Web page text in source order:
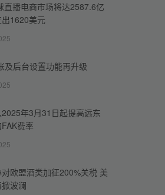
直播电商市场将达2587.6亿
1620美元
及后台设置功能再升级
年3月31日起提高远东
费率
欧盟酒类加征200%关税 美
波澜